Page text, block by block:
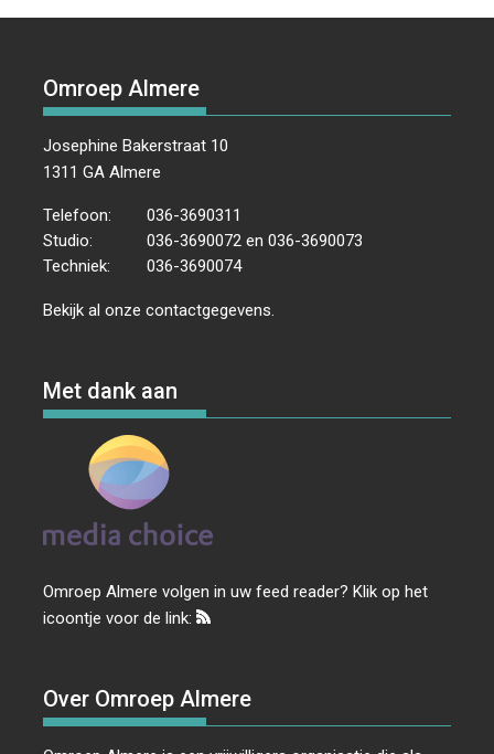
Omroep Almere
Josephine Bakerstraat 10
1311 GA Almere
Telefoon:
036-3690311
Studio:
036-3690072 en 036-3690073
Techniek:
036-3690074
Bekijk al onzecontactgegevens
Met dank aan
Omroep Almere volgen in uw feed reader? Klik op het
icoontje voor de link:
Over Omroep Almere